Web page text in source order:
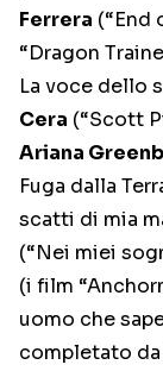
Ferrera (“End
“Dragon
La voce dello
Cera (“Scott
Ariana
Fuga dalla
scatti di mia
(“Nei miei
(i film
uomo che
completato da